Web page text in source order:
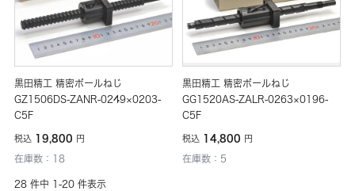
黒田精工 精密ボールねじ
GZ1506DS-ZANR-0249×0203-
C5F
税込 19,800 円
在庫数：18
黒田精工 精密ボールねじ
GG1520AS-ZALR-0263×0196-
C5F
税込 14,800 円
在庫数：5
28 件中 1-20 件表示